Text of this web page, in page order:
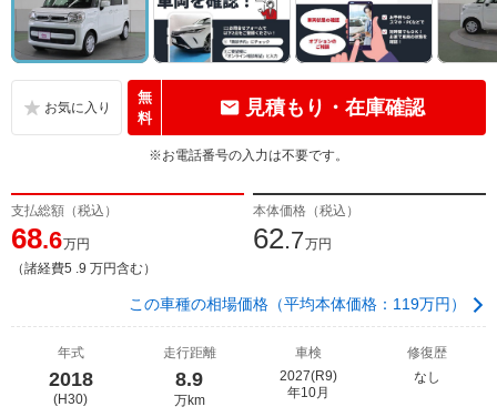
無
料
見積もり・在庫確認
※お電話番号の入力は不要です。
支払総額（税込）
68.6万円
（諸経費5 .9 万円含む）
本体価格（税込）
62.7万円
この車種の相場価格（平均本体価格：119万円）
年式
2018
(H30)
走行距離
8.9
万km
車検
2027(R9)
年10月
修復歴
なし